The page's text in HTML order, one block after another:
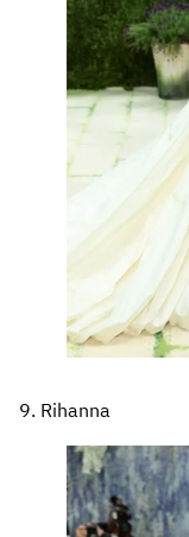
9. Rihanna